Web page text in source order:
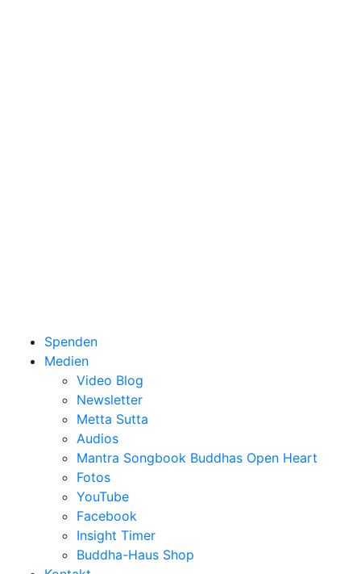
Spenden
Medien
Video Blog
Newsletter
Metta Sutta
Audios
Mantra Songbook Buddhas Open Heart
Fotos
YouTube
Facebook
Insight Timer
Buddha-Haus Shop